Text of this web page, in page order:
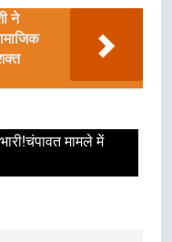
ने
मामले में